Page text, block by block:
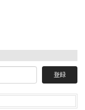
登録